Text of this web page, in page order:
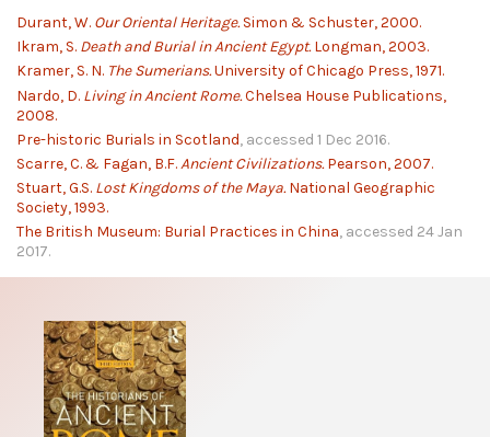
Durant, W. Our Oriental Heritage.Simon & Schuster, 2000.
Ikram, S. Death and Burial in Ancient Egypt.Longman, 2003.
Kramer, S. N. The Sumerians.University of Chicago Press, 1971.
Nardo, D. Living in Ancient Rome.Chelsea House Publications,
2008.
Pre-historic Burials in Scotland, accessed 1 Dec 2016.
Scarre, C. & Fagan, B.F.Ancient Civilizations.Pearson, 2007.
Stuart, G.S. Lost Kingdoms of the Maya.National Geographic
Society, 1993.
The British Museum: Burial Practices in China, accessed 24 Jan
2017.